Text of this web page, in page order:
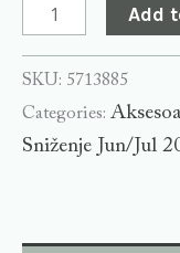
Add
SKU: 5713885
Categories:
Sniženje Jun/Jul